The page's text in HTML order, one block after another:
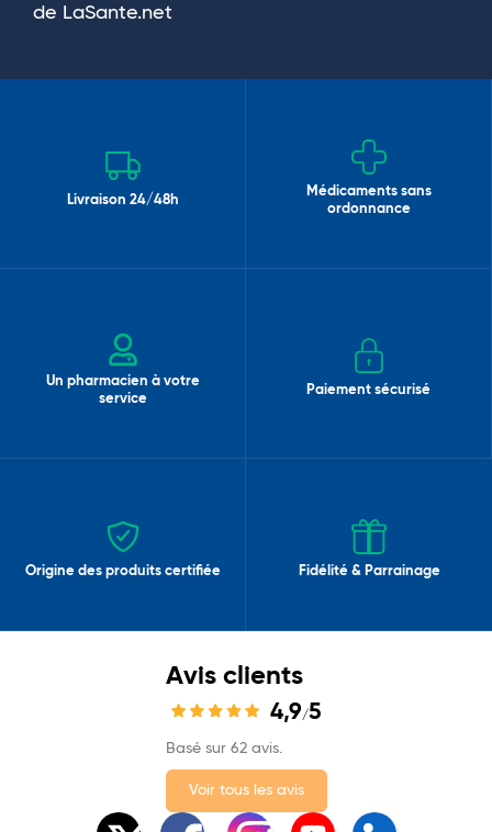
de LaSante.net
Livraison 24/48h
Médicaments sans
ordonnance
Un pharmacien à votre
service
Paiement sécurisé
Origine des produits certifiée Fidélité & Parrainage
Avis clients
4,9/5
Basé sur 62 avis.
Voir tous les avis